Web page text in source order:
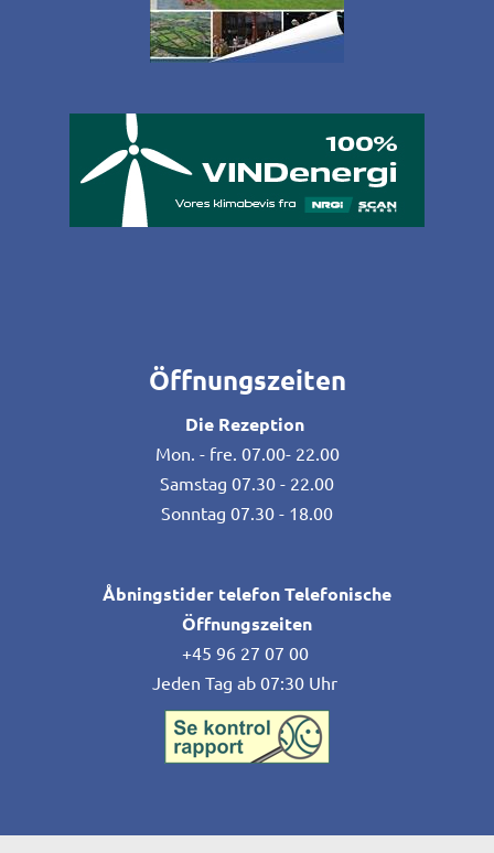
Öffnungszeiten
Die Rezeption
Mon. - fre. 07.00- 22.00
Samstag 07.30 - 22.00
Sonntag 07.30 - 18.00
Åbningstider telefon Telefonische
Öffnungszeiten
+45 96 27 07 00
Jeden Tag ab 07:30 Uhr